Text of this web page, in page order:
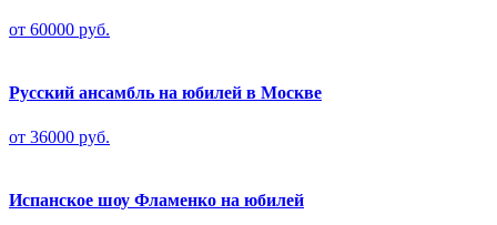
от 60000 руб.
Русский ансамбль на юбилей в Москве
от 36000 руб.
Испанское шоу Фламенко на юбилей